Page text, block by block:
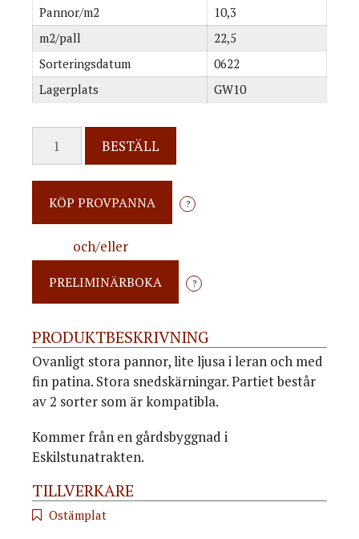
Pannor/m2
10,3
m2/pall
22,5
Sorteringsdatum
0622
Lagerplats
GW10
mängd
BESTÄLL
?
och/eller
?
PRODUKTBESKRIVNING
Ovanligt stora pannor, lite ljusa i leran och med
fin patina. Stora snedskärningar. Partiet består
av 2 sorter som är kompatibla.
Kommer från en gårdsbyggnad i
Eskilstunatrakten.
TILLVERKARE
Ostämplat